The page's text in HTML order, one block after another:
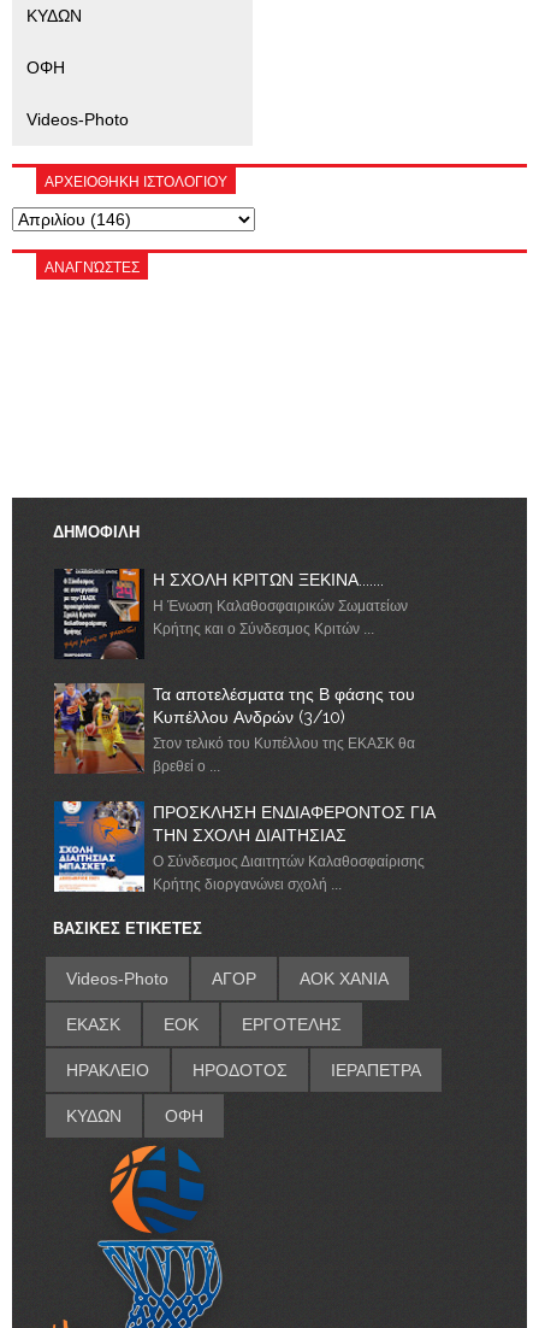
ΚΥΔΩΝ
ΟΦΗ
Videos-Photo
ΑΡΧΕΙΟΘΗΚΗ ΙΣΤΟΛΟΓΙΟΥ
ΑΝΑΓΝΏΣΤΕΣ
ΔΗΜΟΦΙΛΗ
Η ΣΧΟΛΗ ΚΡΙΤΩΝ ΞΕΚΙΝΑ.......
Η Ένωση Καλαθοσφαιρικών Σωματείων
Κρήτης και ο Σύνδεσμος Κριτών ...
Τα αποτελέσματα της Β φάσης του
Κυπέλλου Ανδρών (3/10)
Στον τελικό του Κυπέλλου της ΕΚΑΣΚ θα
βρεθεί ο ...
ΠΡΟΣΚΛΗΣΗ ΕΝΔΙΑΦΕΡΟΝΤΟΣ ΓΙΑ
ΤΗΝ ΣΧΟΛΗ ΔΙΑΙΤΗΣΙΑΣ
Ο Σύνδεσμος Διαιτητών Καλαθοσφαίρισης
Κρήτης διοργανώνει σχολή ...
ΒΑΣΙΚΕΣ ΕΤΙΚΕΤΕΣ
Videos-Photo ΑΓΟΡ ΑΟΚ ΧΑΝΙΑ
ΕΚΑΣΚ ΕΟΚ ΕΡΓΟΤΕΛΗΣ
ΗΡΑΚΛΕΙΟ ΗΡΟΔΟΤΟΣ ΙΕΡΑΠΕΤΡΑ
ΚΥΔΩΝ ΟΦΗ